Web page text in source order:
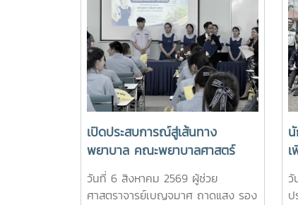
เปิดประสบการณ์สู่เส้นทาง
พยาบาล คณะพยาบาลศาสตร์
ต้อนรับนักเรียนโรงเรียนตาก
พิทยาคมร่วมกิจกรรม "Future
วันที่ 6 สิงหาคม 2569 ผู้ช่วย
ศาสตราจารย์เบญจมาศ ถาดแสง รอง
ป